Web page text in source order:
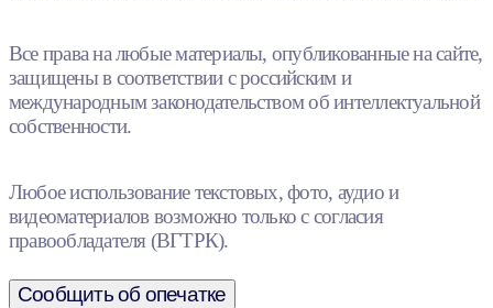
Все права на любые материалы, опубликованные на сайте,
защищены в соответствии с российским и
международным законодательством об интеллектуальной
собственности.
Любое использование текстовых, фото, аудио и
видеоматериалов возможно только с согласия
правообладателя (ВГТРК).
Сообщить об опечатке